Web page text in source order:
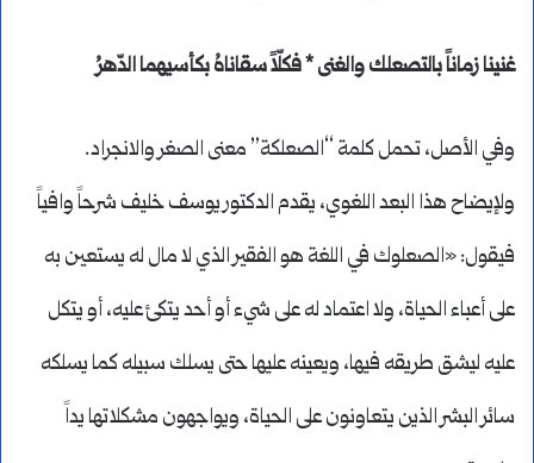
غنينا زماناً بالتصعلك والغنى * فكلّاً سقاناهُ بكأسيهما الدّهرُ
وفي الأصل، تحمل كلمة “الصعلكة” معنى الصغر والانجراد.
ولإيضاح هذا البعد اللغوي، يقدم الدكتور يوسف خليف شرحاً وافياً
فيقول: «الصعلوك في اللغة هو الفقير الذي لا مال له يستعين به
على أعباء الحياة، ولا اعتماد له على شيء أو أحد يتكئ عليه، أو يتكل
عليه ليشق طريقه فيها، ويعينه عليها حتى يسلك سبيله كما يسلكه
سائر البشر الذين يتعاونون على الحياة، ويواجهون مشكلاتها يداً